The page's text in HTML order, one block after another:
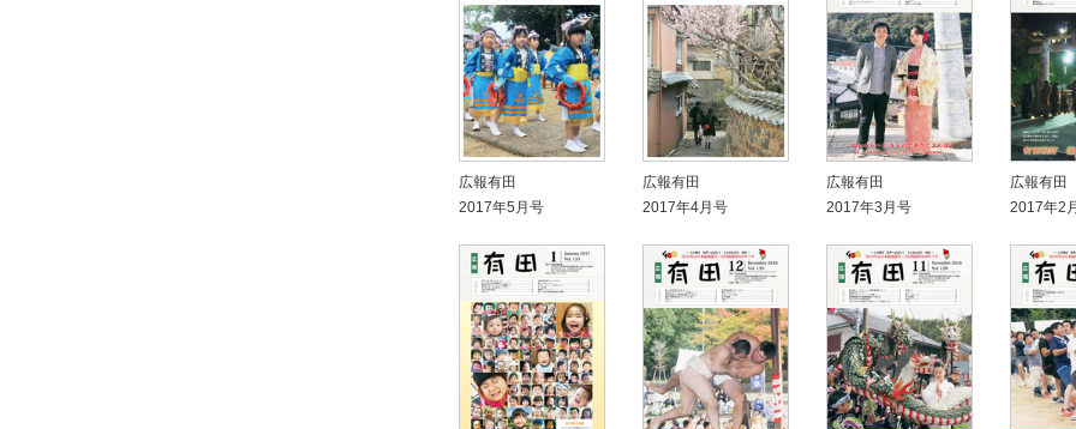
広報有田
2017年5月号
広報有田
2017年4月号
広報有田
2017年3月号
広報有田
2017年2